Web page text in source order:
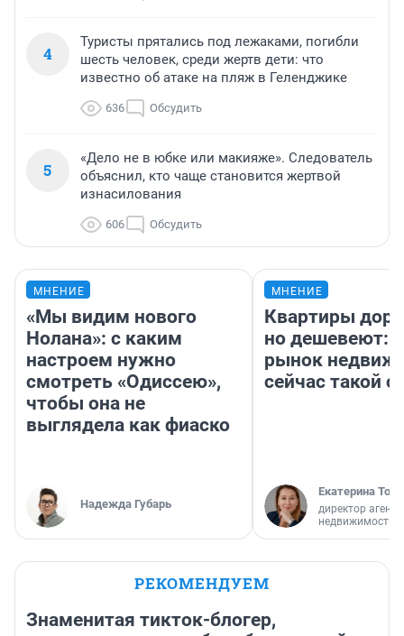
4
Туристы прятались под лежаками, погибли
шесть человек, среди жертв дети: что
известно об атаке на пляж в Геленджике
636 Обсудить
5
«Дело не в юбке или макияже». Следователь
объяснил, кто чаще становится жертвой
изнасилования
606 Обсудить
МНЕНИЕ
«Мы видим нового
Нолана»: с каким
настроем нужно
смотреть «Одиссею»,
чтобы она не
выглядела как фиаско
Надежда Губарь
МНЕНИЕ
Квартиры
но дешевеют:
рынок
сейчас такой
Екатерина
директор
недвижимости
РЕКОМЕНДУЕМ
Знаменитая тикток-блогер,